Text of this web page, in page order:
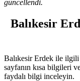
güncellendi.
Balıkesir
Balıkesir Erdek ile
sayfanın kısa bilgileri
faydalı bilgi inceleyin.